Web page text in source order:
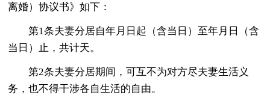
离婚）协议书》如下：
第1条夫妻分居自年月日起（含当日）至年月日（含
当日）止，共计天。
第2条夫妻分居期间，可互不为对方尽夫妻生活义
务，也不得干涉各自生活的自由。